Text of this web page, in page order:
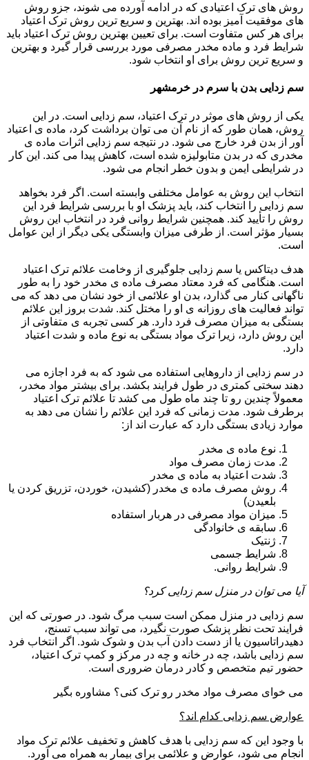
روش های ترک اعتیادی که در ادامه آورده می شوند، جزو روش
های موفقیت آمیز بوده اند. بهترین و سریع ترین روش ترک اعتیاد
برای هر کس متفاوت است. برای تعیین بهترین روش ترک اعتیاد باید
شرایط فرد و ماده مخدر مصرفی مورد بررسی قرار گیرد و بهترین
و سریع ترین روش برای او انتخاب شود.
سم زدایی بدن با سرم در خرمشهر
یکی از روش های موثر در ترک اعتیاد، سم زدایی است. در این
روش، همان طور که از نام آن می توان برداشت کرد، ماده ی اعتیاد
آور از بدن فرد خارج می شود. در نتیجه سم زدایی اثرات ماده ی
مخدری که در بدن متابولیزه شده است، کاهش پیدا می کند. این کار
در شرایطی ایمن و بدون خطر انجام می شود.
انتخاب این روش به عوامل مختلفی وابسته است. اگر فرد بخواهد
سم زدایی را انتخاب کند، باید پزشک او با بررسی شرایط فرد این
روش را تأیید کند. همچنین شرایط روانی فرد در انتخاب این روش
بسیار مؤثر است. از طرفی میزان وابستگی یکی دیگر از این عوامل
است.
هدف دیتاکس یا سم زدایی جلوگیری از وخامت علائم ترک اعتیاد
است. هنگامی که فرد معتاد مصرف ماده ی مخدر خود را به طور
ناگهانی کنار می گذارد، بدن او علائمی از خود نشان می دهد که می
تواند فعالیت های روزانه ی او را مختل کند. شدت بروز این علائم
بستگی به میزان مصرف فرد دارد. هر کسی تجربه ی متفاوتی از
این روش دارد، زیرا ترک مواد بستگی به نوع ماده و شدت اعتیاد
دارد.
در سم زدایی از داروهایی استفاده می شود که به فرد اجازه می
دهند سختی کمتری در طول فرایند بکشد. برای بیشتر مواد مخدر،
معمولاً چندین رو تا چند ماه طول می کشد تا علائم ترک اعتیاد
برطرف شود. مدت زمانی که فرد این علائم را نشان می دهد به
موارد زیادی بستگی دارد که عبارت اند از:
نوع ماده ی مخدر
مدت زمان مصرف مواد
شدت اعتیاد به ماده ی مخدر
روش مصرف ماده ی مخدر (کشیدن، خوردن، تزریق کردن یا
بلعیدن)
میزان مواد مصرفی در هربار استفاده
سابقه ی خانوادگی
ژنتیک
شرایط جسمی
شرایط روانی.
آیا می توان در منزل سم زدایی کرد؟
سم زدایی در منزل ممکن است سبب مرگ شود. در صورتی که این
فرایند تحت نظر پزشک صورت نگیرد، می تواند سبب تسنج،
دهیدراتاسیون یا از دست دادن آب بدن و شوک شود. اگر انتخاب فرد
سم زدایی باشد، چه در خانه و چه در مرکز و کمپ ترک اعتیاد،
حضور تیم متخصص و کادر درمان ضروری است.
می خوای مصرف مواد مخدر رو ترک کنی؟ مشاوره بگیر
عوارض سم زدایی کدام اند؟
با وجود این که سم زدایی با هدف کاهش و تخفیف علائم ترک مواد
انجام می شود، عوارض و علائمی برای بیمار به همراه می آورد.